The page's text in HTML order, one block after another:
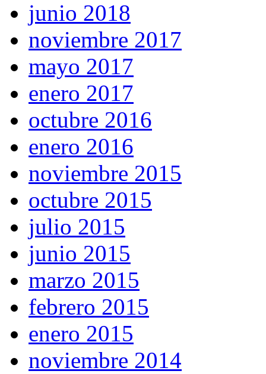
junio 2018
noviembre 2017
mayo 2017
enero 2017
octubre 2016
enero 2016
noviembre 2015
octubre 2015
julio 2015
junio 2015
marzo 2015
febrero 2015
enero 2015
noviembre 2014